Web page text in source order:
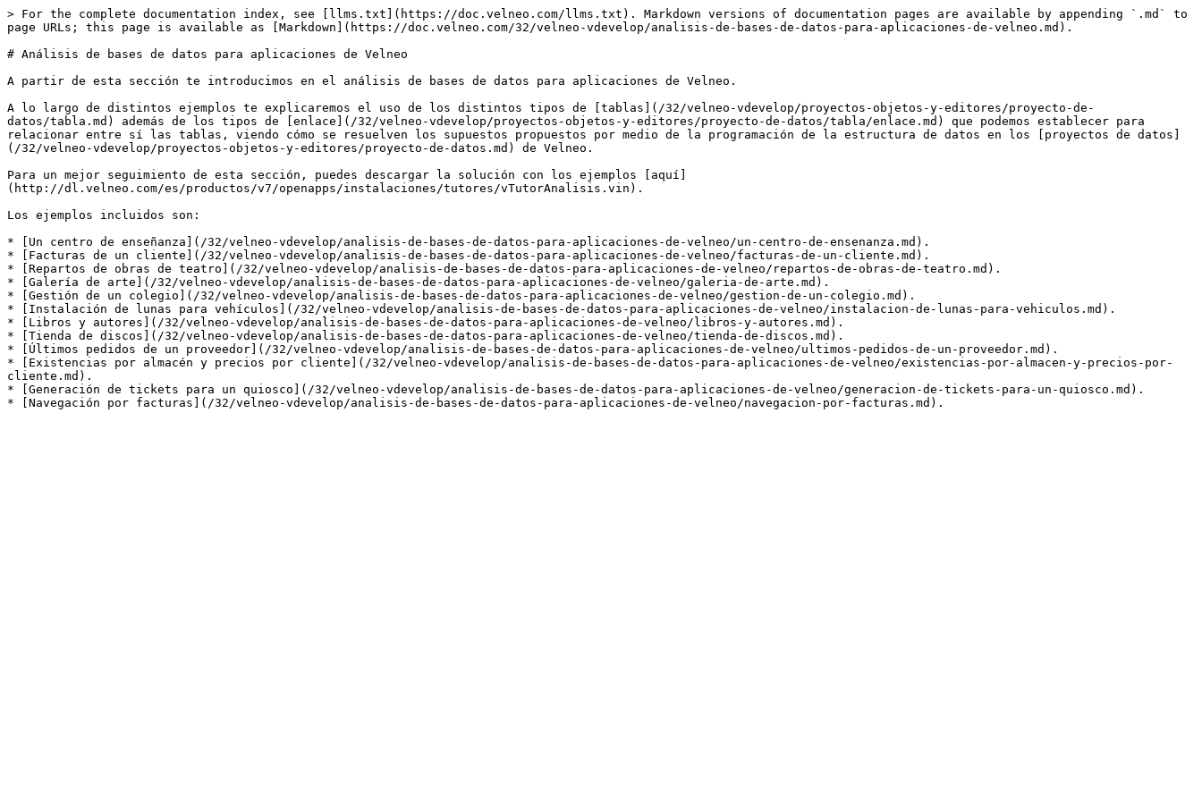
> For the complete documentation index, see [llms.txt](https://doc.velneo.com/llms.txt). Markdown versions of documentation pages are available by appending `.md` to
page URLs; this page is available as [Markdown](https://doc.velneo.com/32/velneo-vdevelop/analisis-de-bases-de-datos-para-aplicaciones-de-velneo.md).
# Análisis de bases de datos para aplicaciones de Velneo
A partir de esta sección te introducimos en el análisis de bases de datos para aplicaciones de Velneo.
A lo largo de distintos ejemplos te explicaremos el uso de los distintos tipos de [tablas](/32/velneo-vdevelop/proyectos-objetos-y-editores/proyecto-de-
datos/tabla.md) además de los tipos de [enlace](/32/velneo-vdevelop/proyectos-objetos-y-editores/proyecto-de-datos/tabla/enlace.md) que podemos establecer para
relacionar entre sí las tablas, viendo cómo se resuelven los supuestos propuestos por medio de la programación de la estructura de datos en los [proyectos de datos]
(/32/velneo-vdevelop/proyectos-objetos-y-editores/proyecto-de-datos.md) de Velneo.
Para un mejor seguimiento de esta sección, puedes descargar la solución con los ejemplos [aquí]
(http://dl.velneo.com/es/productos/v7/openapps/instalaciones/tutores/vTutorAnalisis.vin).
Los ejemplos incluidos son:
* [Un centro de enseñanza](/32/velneo-vdevelop/analisis-de-bases-de-datos-para-aplicaciones-de-velneo/un-centro-de-ensenanza.md).
* [Facturas de un cliente](/32/velneo-vdevelop/analisis-de-bases-de-datos-para-aplicaciones-de-velneo/facturas-de-un-cliente.md).
* [Repartos de obras de teatro](/32/velneo-vdevelop/analisis-de-bases-de-datos-para-aplicaciones-de-velneo/repartos-de-obras-de-teatro.md).
* [Galería de arte](/32/velneo-vdevelop/analisis-de-bases-de-datos-para-aplicaciones-de-velneo/galeria-de-arte.md).
* [Gestión de un colegio](/32/velneo-vdevelop/analisis-de-bases-de-datos-para-aplicaciones-de-velneo/gestion-de-un-colegio.md).
* [Instalación de lunas para vehículos](/32/velneo-vdevelop/analisis-de-bases-de-datos-para-aplicaciones-de-velneo/instalacion-de-lunas-para-vehiculos.md).
* [Libros y autores](/32/velneo-vdevelop/analisis-de-bases-de-datos-para-aplicaciones-de-velneo/libros-y-autores.md).
* [Tienda de discos](/32/velneo-vdevelop/analisis-de-bases-de-datos-para-aplicaciones-de-velneo/tienda-de-discos.md).
* [Últimos pedidos de un proveedor](/32/velneo-vdevelop/analisis-de-bases-de-datos-para-aplicaciones-de-velneo/ultimos-pedidos-de-un-proveedor.md).
* [Existencias por almacén y precios por cliente](/32/velneo-vdevelop/analisis-de-bases-de-datos-para-aplicaciones-de-velneo/existencias-por-almacen-y-precios-por-
cliente.md).
* [Generación de tickets para un quiosco](/32/velneo-vdevelop/analisis-de-bases-de-datos-para-aplicaciones-de-velneo/generacion-de-tickets-para-un-quiosco.md).